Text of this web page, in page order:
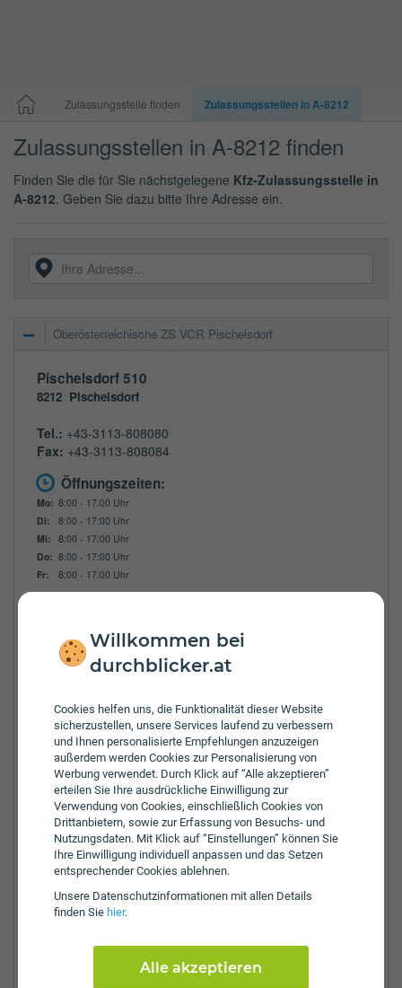
Willkommen bei
durchblicker.at
Cookies helfen uns, die Funktionalität dieser Website
sicherzustellen, unsere Services laufend zu verbessern
und Ihnen personalisierte Empfehlungen anzuzeigen
außerdem werden Cookies zur Personalisierung von
Werbung verwendet. Durch Klick auf “Alle akzeptieren”
erteilen Sie Ihre ausdrückliche Einwilligung zur
Verwendung von Cookies, einschließlich Cookies von
Drittanbietern, sowie zur Erfassung von Besuchs- und
Nutzungsdaten. Mit Klick auf “Einstellungen” können Sie
Ihre Einwilligung individuell anpassen und das Setzen
entsprechender Cookies ablehnen.
Unsere Daten­schutz­informationen mit allen Details
finden Sie hier.
Alle akzeptieren
Zulassungsstelle finden Zulassungsstellen in A-8212
Zulassungsstellen in A-8212 finden
Finden Sie die für Sie nächstgelegene Kfz-Zulassungsstelle in
A-8212. Geben Sie dazu bitte Ihre Adresse ein.
Oberösterreichische ZS VCR Pischelsdorf
Pischelsdorf 510
8212 Pischelsdorf
Tel.: +43-3113-808080
Fax: +43-3113-808084
Öffnungszeiten:
Mo: 8:00 - 17:00 Uhr
Di:
8:00 - 17:00 Uhr
Mi: 8:00 - 17:00 Uhr
Do: 8:00 - 17:00 Uhr
Fr:
8:00 - 17:00 Uhr
Bruck-Mürzzuschlag
Deutschlandsberg
Graz
Gröbming
Graz Umgebung
Hartberg
Hartberg-Fürstenfeld
Leibnitz
Leoben
Liezen
Leoben Bezirk
Murau
Radkersburg